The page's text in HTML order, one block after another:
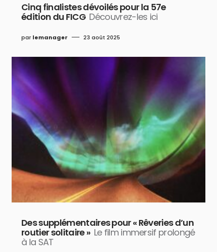
Cinq finalistes dévoilés pour la 57e
édition du FICG Découvrez-les ici
par lemanager 23 août 2025
Des supplémentaires pour « Rêveries d’un
routier solitaire » Le film immersif prolongé
à la SAT